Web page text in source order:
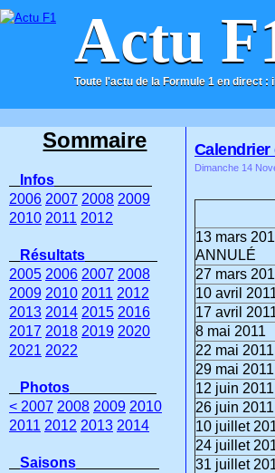
Actu
Toute l'actu de la Formule 1 en direct
ACCUEIL CONTACT
Calendrier
Dimanche 14
13 mars
ANNULÉ
27 mars
10 avril
17 avril
8 mai 2011
22 mai 2011
29 mai 2011
12 juin 2011
26 juin 2011
10 juillet
24 juillet
31 juillet
Sommaire
Infos
2006 2007 2008 2009
2010 2011 2012
Résultats
2005 2006 2007 2008
2009 2010 2011 2012
2013 2014 2015 2016
2017 2018 2019 2020
2021 2022
Photos
< 2007 2008 2009 2010
2011 2012 2013 2014
Saisons